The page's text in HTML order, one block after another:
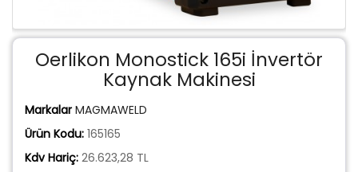
Oerlikon Monostick 165i İnvertör
Kaynak Makinesi
Markalar MAGMAWELD
Ürün Kodu: 165165
Kdv Hariç: 26.623,28 TL